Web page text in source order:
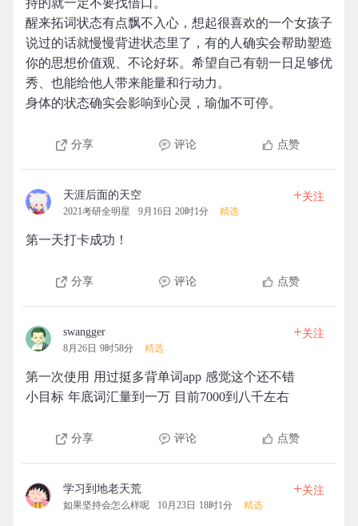
持的就一定不要找借口。
醒来拓词状态有点飘不入心，想起很喜欢的一个女孩子
说过的话就慢慢背进状态里了，有的人确实会帮助塑造
你的思想价值观、不论好坏。希望自己有朝一日足够优
秀、也能给他人带来能量和行动力。
身体的状态确实会影响到心灵，瑜伽不可停。
分享 评论 点赞
天涯后面的天空
2021考研全明星 9月16日 20时1分 精选
+关注
第一天打卡成功！
分享 评论 点赞
swangger
8月26日 9时58分 精选
+关注
第一次使用 用过挺多背单词app 感觉这个还不错
小目标 年底词汇量到一万 目前7000到八千左右
分享 评论 点赞
学习到地老天荒
如果坚持会怎么样呢 10月23日 18时1分 精选
+关注